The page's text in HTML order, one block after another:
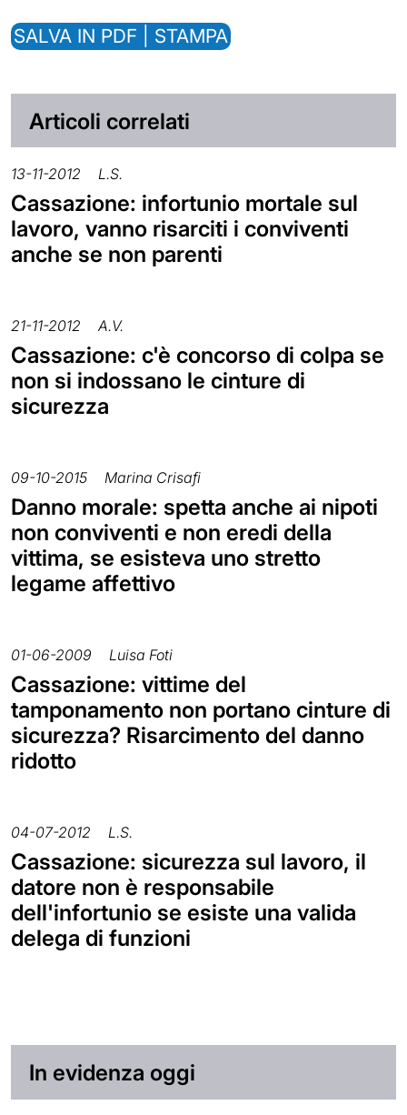
SALVA IN PDF | STAMPA
Articoli correlati
13-11-2012 L.S.
Cassazione: infortunio mortale sul
lavoro, vanno risarciti i conviventi
anche se non parenti
21-11-2012 A.V.
Cassazione: c'è concorso di colpa se
non si indossano le cinture di
sicurezza
09-10-2015 Marina Crisafi
Danno morale: spetta anche ai nipoti
non conviventi e non eredi della
vittima, se esisteva uno stretto
legame affettivo
01-06-2009 Luisa Foti
Cassazione: vittime del
tamponamento non portano cinture di
sicurezza? Risarcimento del danno
ridotto
04-07-2012 L.S.
Cassazione: sicurezza sul lavoro, il
datore non è responsabile
dell'infortunio se esiste una valida
delega di funzioni
In evidenza oggi